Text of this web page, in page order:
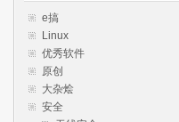
e搞
Linux
优秀软件
原创
大杂烩
安全